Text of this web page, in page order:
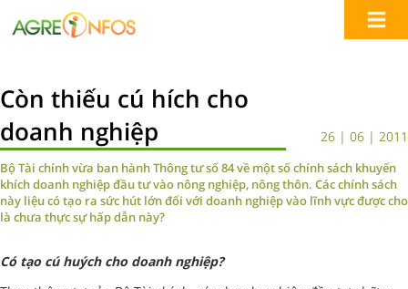
Còn thiếu cú hích cho
doanh nghiệp
26 | 06 | 2011
Bộ Tài chính vừa ban hành Thông tư số 84 về một số chính sách khuyến
khích doanh nghiệp đầu tư vào nông nghiệp, nông thôn. Các chính sách
này liệu có tạo ra sức hút lớn đối với doanh nghiệp vào lĩnh vực được cho
là chưa thực sự hấp dẫn này?
Có tạo cú huých cho doanh nghiệp?